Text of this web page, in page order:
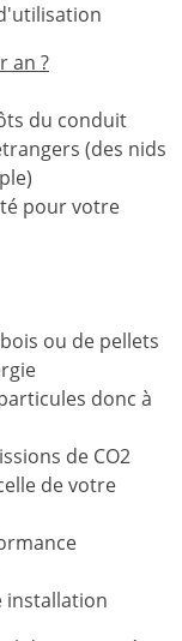
an ?
du conduit
(des nids
pour votre
ou de pellets
donc à
de CO2
de votre
installation